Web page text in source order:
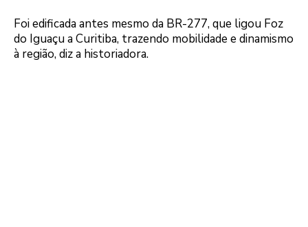
Foi edificada antes mesmo da BR-277, que ligou Foz
do Iguaçu a Curitiba, trazendo mobilidade e dinamismo
à região, diz a historiadora.